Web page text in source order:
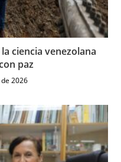
ciencia venezolana
paz
2026